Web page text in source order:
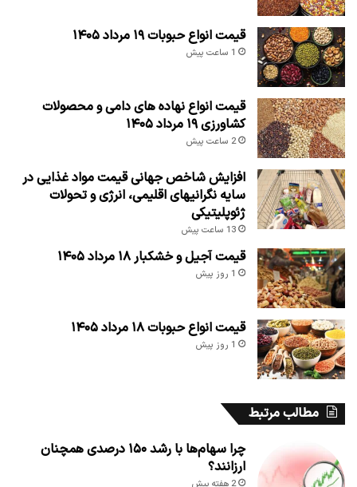
قیمت انواع حبوبات ۱۹ مرداد ۱۴۰۵
1 ساعت پیش
قیمت انواع نهاده های دامی و محصولات
کشاورزی ۱۹ مرداد ۱۴۰۵
2 ساعت پیش
افزایش شاخص جهانی قیمت مواد غذایی در
سایه نگرانیهای اقلیمی، انرژی و تحولات
ژئوپلیتیکی
13 ساعت پیش
قیمت آجیل و خشکبار ۱۸ مرداد ۱۴۰۵
1 روز پیش
قیمت انواع حبوبات ۱۸ مرداد ۱۴۰۵
1 روز پیش
مطالب مرتبط
چرا سهام‌ها با رشد ۱۵۰ درصدی همچنان
ارزانند؟